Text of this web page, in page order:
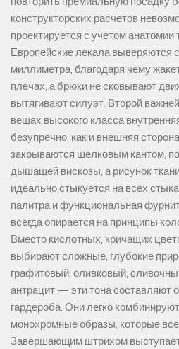
конструкторских расчетов
проектируется с учетом анатомии
Европейские лекала выверяются
миллиметра, благодаря чему
плечах, а брюки не сковывают
вытягивают силуэт. Второй
вещах высокого класса
безупречно, как и внешняя
закрываются шелковым кантом,
дышащей вискозы, а рисунок
идеально стыкуется на всех
палитра и функциональная
всегда опирается на принципы
Вместо кислотных, кричащих
выбирают сложные, глубокие
графитовый, оливковый,
антрацит — эти тона составляют
гардероба. Они легко
монохромные образы, которые
Завершающим штрихом